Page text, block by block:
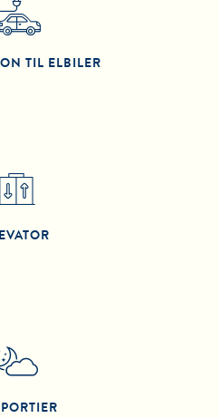
TIL ELBILER